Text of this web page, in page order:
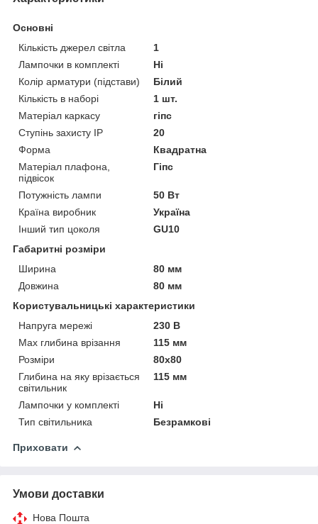
Основні
Кількість джерел світла
1
Лампочки в комплекті
Ні
Колір арматури (підстави)
Білий
Кількість в наборі
1 шт.
Матеріал каркасу
гіпс
Ступінь захисту IP
20
Форма
Квадратна
Матеріал плафона,
підвісок
Гіпс
Потужність лампи
50 Вт
Країна виробник
Україна
Інший тип цоколя
GU10
Габаритні розміри
Ширина
80 мм
Довжина
80 мм
Користувальницькі характеристики
Напруга мережі
230 В
Мах глибина врізання
115 мм
Розміри
80х80
Глибина на яку врізається
світильник
115 мм
Лампочки у комплекті
Ні
Тип світильника
Безрамкові
Приховати
Умови доставки
Нова Пошта